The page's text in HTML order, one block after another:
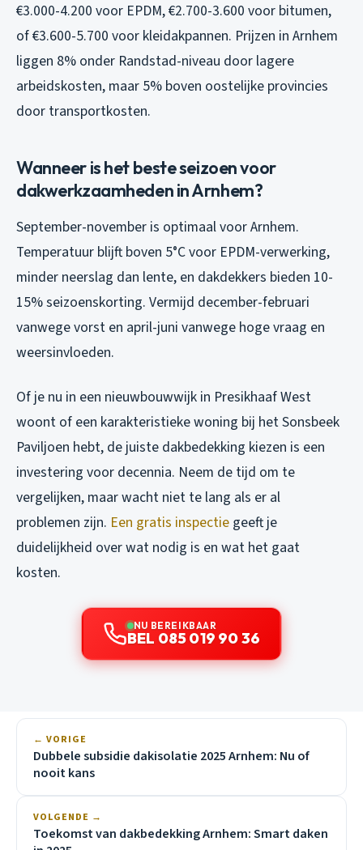
€3.000-4.200 voor EPDM, €2.700-3.600 voor bitumen,
of €3.600-5.700 voor kleidakpannen. Prijzen in Arnhem
liggen 8% onder Randstad-niveau door lagere
arbeidskosten, maar 5% boven oostelijke provincies
door transportkosten.
Wanneer is het beste seizoen voor
dakwerkzaamheden in Arnhem?
September-november is optimaal voor Arnhem.
Temperatuur blijft boven 5°C voor EPDM-verwerking,
minder neerslag dan lente, en dakdekkers bieden 10-
15% seizoenskorting. Vermijd december-februari
vanwege vorst en april-juni vanwege hoge vraag en
weersinvloeden.
Of je nu in een nieuwbouwwijk in Presikhaaf West
woont of een karakteristieke woning bij het Sonsbeek
Paviljoen hebt, de juiste dakbedekking kiezen is een
investering voor decennia. Neem de tijd om te
vergelijken, maar wacht niet te lang als er al
problemen zijn. Een gratis inspectie geeft je
duidelijkheid over wat nodig is en wat het gaat
kosten.
NU BEREIKBAAR
BEL 085 019 90 36
← VORIGE
Dubbele subsidie dakisolatie 2025 Arnhem: Nu of
nooit kans
VOLGENDE →
Toekomst van dakbedekking Arnhem: Smart daken